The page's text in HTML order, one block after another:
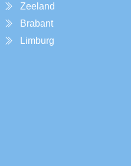
Zeeland
Brabant
Limburg